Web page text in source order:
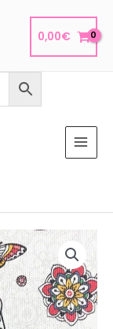
0,00€